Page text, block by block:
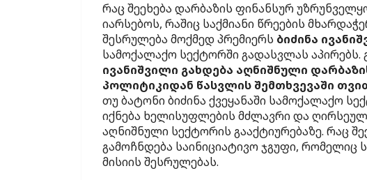
რაც შეეხება დარბაზის ფინანსურ
იარსებოს, რაშიც საქმიანი წრეების
შესრულება მოქმედ პრემიერს ბიძინა
სამოქალაქო სექტორში გადასვლას აპირებს.
ივანიშვილი გახდება აღნიშნული
პოლიტიკიდან წასვლის შემთხვევაში
თუ ბატონი ბიძინა ქვეყანაში სამოქალაქო
იქნება ხელისუფლების მძლავრი და
აღნიშნული სექტორის გააქტიურებაზე. რაც
გამოჩნდება საინიციატივო ჯგუფი, რომელიც
მისიის შესრულებას.